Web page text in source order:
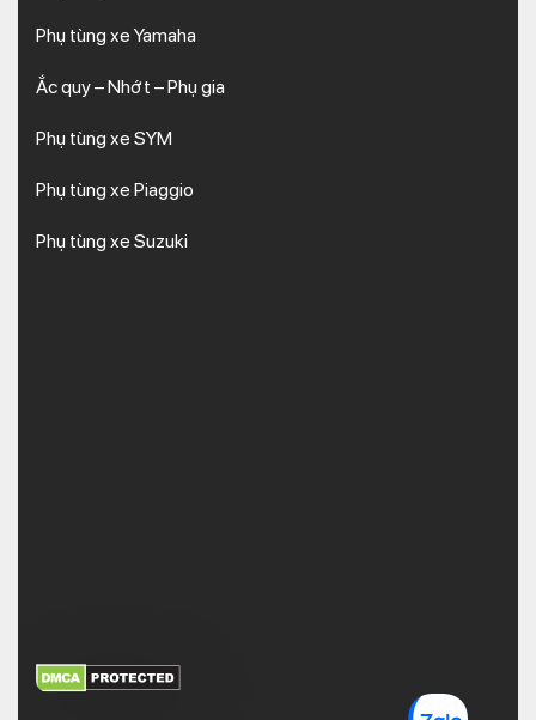
Phụ tùng xe Yamaha
Ắc quy – Nhớt – Phụ gia
Phụ tùng xe SYM
Phụ tùng xe Piaggio
Phụ tùng xe Suzuki
XEM THÊM